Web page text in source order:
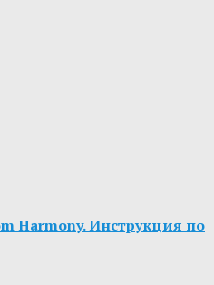
Harmony. Инструкция по